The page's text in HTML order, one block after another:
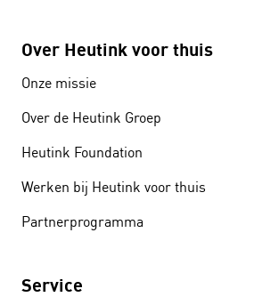
Over Heutink voor thuis
Onze missie
Over de Heutink Groep
Heutink Foundation
Werken bij Heutink voor thuis
Partnerprogramma
Service